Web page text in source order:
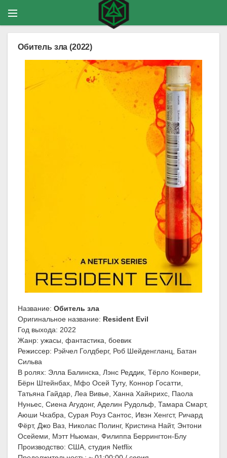
Обитель зла (2022)
Название: Обитель зла
Оригинальное название: Resident Evil
Год выхода: 2022
Жанр: ужасы, фантастика, боевик
Режиссер: Рэйчел Голдберг, Роб Шейденгланц, Батан
Сильва
В ролях: Элла Балинска, Лэнс Реддик, Тёрло Конвери,
Бёрн Штейнбах, Мфо Осей Туту, Коннор Госатти,
Татьяна Гайдар, Леа Вивье, Ханна Хайнрихс, Паола
Нуньес, Сиена Агудонг, Аделин Рудольф, Тамара Смарт,
Аюши Чхабра, Сурая Роуз Сантос, Ивэн Хенгст, Ричард
Фёрт, Джо Ваз, Николас Полинг, Кристина Найт, Энтони
Осейеми, Мэтт Ньюман, Филиппа Беррингтон-Блу
Производство: США, студия Netflix